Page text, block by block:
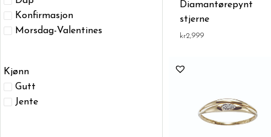
Konfirmasjon
Morsdag-Valentines
Kjønn
Gutt
Jente
Diamantørepynt
stjerne
kr2,999